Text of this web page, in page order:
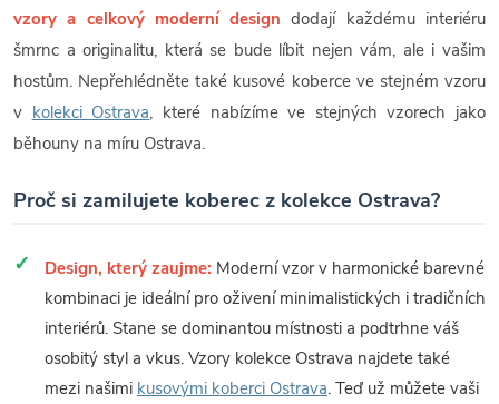
vzory a celkový moderní design dodají každému interiéru
šmrnc a originalitu, která se bude líbit nejen vám, ale i vašim
hostům. Nepřehlédněte také kusové koberce ve stejném vzoru
v kolekci Ostrava, které nabízíme ve stejných vzorech jako
běhouny na míru Ostrava.
Proč si zamilujete koberec z kolekce Ostrava?
Design, který zaujme: Moderní vzor v harmonické barevné
kombinaci je ideální pro oživení minimalistických i tradičních
interiérů. Stane se dominantou místnosti a podtrhne váš
osobitý styl a vkus. Vzory kolekce Ostrava najdete také
mezi našimi kusovými koberci Ostrava. Teď už můžete vaši